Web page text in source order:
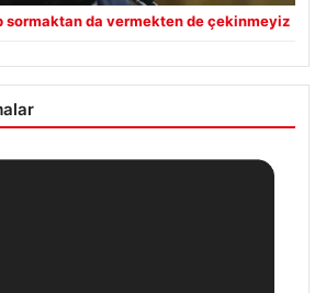
sormaktan da vermekten de çekinmeyiz